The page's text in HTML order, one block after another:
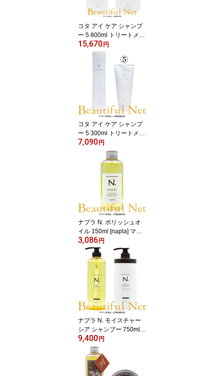
コタ アイ ケア シャンプ
ー 5 800ml トリートメン
ト 5 800g セット【COT
A】アイケア
15,670円
コタ アイ ケア シャンプ
ー 5 300ml トリートメン
ト 5 200g セット【COT
A】アイケア
7,090円
ナプラ N. ポリッシュオ
イル 150ml [napla] マン
ダリンオレンジアンドベ
ルガモット エヌドット
スタイリングオイル 流さ
ないトリートメント ヘア
オイル
3,086円
ナプラ N. モイスチャー
シア シャンプー 750ml
シア トリートメント 650
g セット [napla] N.シア
シャンプー
9,400円